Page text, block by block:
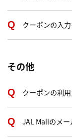
クーポンの入
その他
クーポンの利
JAL Mallのメ